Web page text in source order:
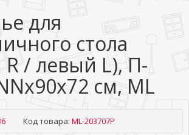
для
стола
/ левый L), П-
см, ML
Код товара: ML-203707P